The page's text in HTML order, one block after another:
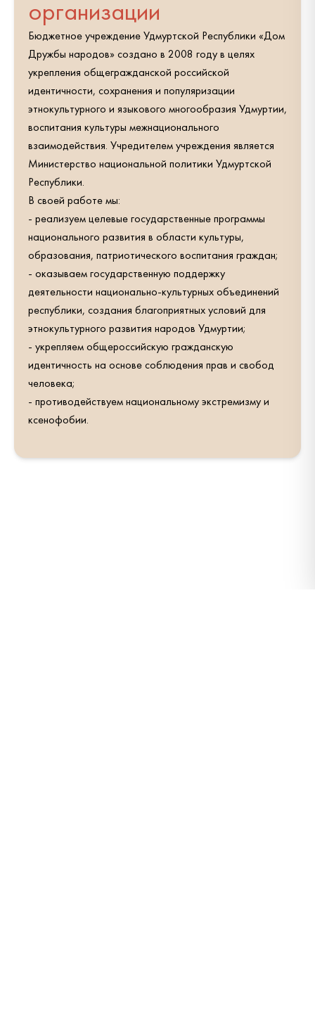
организации
Бюджетное учреждение Удмуртской Республики «Дом
Дружбы народов» создано в 2008 году в целях
укрепления общегражданской российской
идентичности, сохранения и популяризации
этнокультурного и языкового многообразия Удмуртии,
воспитания культуры межнационального
взаимодействия. Учредителем учреждения является
Министерство национальной политики Удмуртской
Республики.
В своей работе мы:
- реализуем целевые государственные программы
национального развития в области культуры,
образования, патриотического воспитания граждан;
- оказываем государственную поддержку
деятельности национально-культурных объединений
республики, создания благоприятных условий для
этнокультурного развития народов Удмуртии;
- укрепляем общероссийскую гражданскую
идентичность на основе соблюдения прав и свобод
человека;
- противодействуем национальному экстремизму и
ксенофобии.